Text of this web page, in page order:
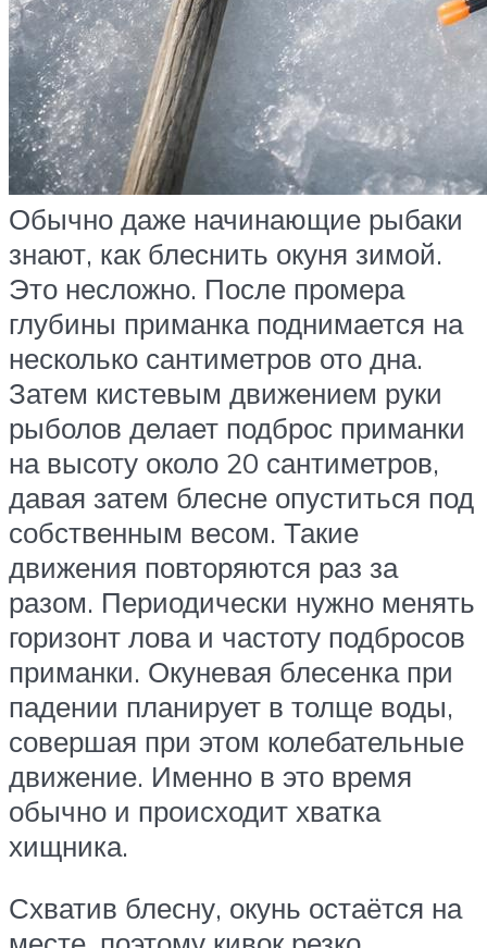
Обычно даже начинающие рыбаки
знают, как блеснить окуня зимой.
Это несложно. После промера
глубины приманка поднимается на
несколько сантиметров ото дна.
Затем кистевым движением руки
рыболов делает подброс приманки
на высоту около 20 сантиметров,
давая затем блесне опуститься под
собственным весом. Такие
движения повторяются раз за
разом. Периодически нужно менять
горизонт лова и частоту подбросов
приманки. Окуневая блесенка при
падении планирует в толще воды,
совершая при этом колебательные
движение. Именно в это время
обычно и происходит хватка
хищника.
Схватив блесну, окунь остаётся на